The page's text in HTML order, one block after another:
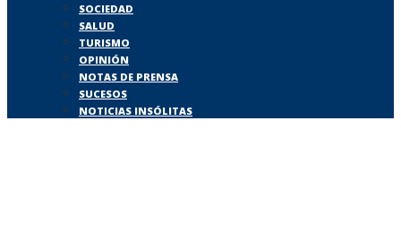
SOCIEDAD
SALUD
TURISMO
OPINIÓN
NOTAS DE PRENSA
SUCESOS
NOTICIAS INSÓLITAS